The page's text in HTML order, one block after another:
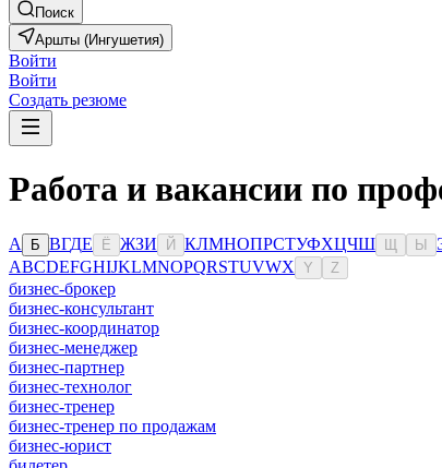
Поиск
Аршты (Ингушетия)
Войти
Войти
Создать резюме
Работа и вакансии по
А Б ВГДЕ Ё ЖЗИ Й КЛМНОПРСТУФХЦЧШ Ы
ABCDEFGHIJKLMNOPQRSTUVWX Y Z
бизнес-брокер
бизнес-консультант
бизнес-координатор
бизнес-менеджер
бизнес-партнер
бизнес-технолог
бизнес-тренер
бизнес-тренер по продажам
бизнес-юрист